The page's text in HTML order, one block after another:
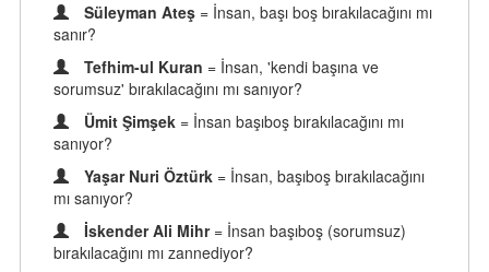
Süleyman Ateş = İnsan, başı boş bırakılacağını mı
sanır?
Tefhim-ul Kuran = İnsan, 'kendi başına ve
sorumsuz' bırakılacağını mı sanıyor?
Ümit Şimşek = İnsan başıboş bırakılacağını mı
sanıyor?
Yaşar Nuri Öztürk = İnsan, başıboş bırakılacağını
mı sanıyor?
İskender Ali Mihr = İnsan başıboş (sorumsuz)
bırakılacağını mı zannediyor?